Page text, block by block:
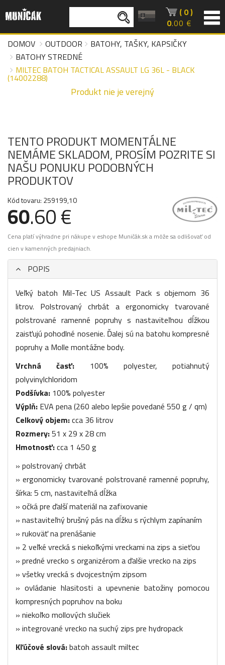
( 0 )
0.00 €
DOMOV
OUTDOOR
BATOHY, TAŠKY, KAPSIČKY
BATOHY STREDNÉ
MILTEC BATOH TACTICAL ASSAULT LG 36L - BLACK
(14002288)
Produkt nie je verejný
TENTO PRODUKT MOMENTÁLNE
NEMÁME SKLADOM, PROSÍM POZRITE SI
NAŠU PONUKU PODOBNÝCH
PRODUKTOV
Kód tovaru: 259199,10
60.60 €
Cena platí výhradne pri nákupe v eshope Muničák.sk a môže sa odlišovať od
cien v kamenných predajniach.
POPIS
Veľký batoh Mil-Tec US Assault Pack s objemom 36
litrov. Polstrovaný chrbát a ergonomicky tvarované
polstrované ramenné popruhy s nastaviteľnou dĺžkou
zaisťujú pohodlné nosenie. Ďalej sú na batohu kompresné
popruhy a Molle montážne body.
Vrchná časť: 100% polyester, potiahnutý
polyvinylchloridom
Podšívka: 100% polyester
Výplň: EVA pena (260 alebo lepšie povedané 550 g / qm)
Celkový objem:cca 36 litrov
Rozmery:51 x 29 x 28 cm
Hmotnosť:cca 1 450 g
» polstrovaný chrbát
» ergonomicky tvarované polstrované ramenné popruhy,
šírka: 5 cm, nastaviteľná dĺžka
» očká pre ďalší materiál na zafixovanie
» nastaviteľný brušný pás na dĺžku s rýchlym zapínaním
» rukoväť na prenášanie
» 2 veľké vrecká s niekoľkými vreckami na zips a sieťou
» predné vrecko s organizérom a ďalšie vrecko na zips
» všetky vrecká s dvojcestným zipsom
» ovládanie hlasitosti a upevnenie batožiny pomocou
kompresných popruhov na boku
» niekoľko mollových slučiek
» integrované vrecko na suchý zips pre hydropack
Kľúčové slová:batoh assault miltec